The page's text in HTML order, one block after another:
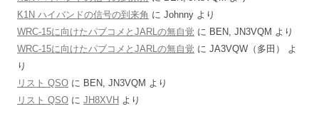
K1N ハイバンドの信号の到来角 に Johnny より
WRC-15に向けたパブコメとJARLの無自覚 に BEN, JN3VQM より
WRC-15に向けたパブコメとJARLの無自覚 に JA3VQW（多田）
よ
り
リスト QSO に BEN, JN3VQM より
リスト QSO に JH8XVH より